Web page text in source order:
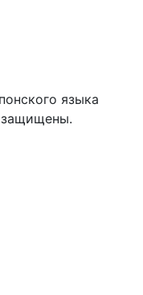
языка
защищены.